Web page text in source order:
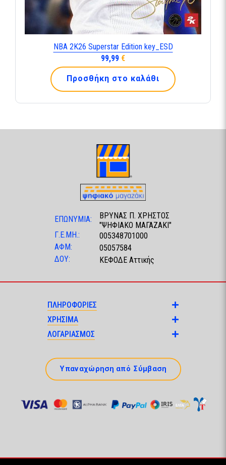
NBA 2K26 Superstar Edition key_ESD
99,99 €
Προσθήκη στο καλάθι
ΕΠΩΝΥΜΙΑ:
ΒΡΥΝΑΣ Π. ΧΡΗΣΤΟΣ
"ΨΗΦΙΑΚΟ ΜΑΓΑΖΑΚΙ"
Γ.Ε.ΜΗ.:
005348701000
ΑΦΜ:
05057584
ΔΟΥ:
ΚΕΦΟΔΕ Αττικής
ΠΛΗΡΟΦΟΡΙΕΣ
ΧΡΗΣΙΜΑ
ΛΟΓΑΡΙΑΣΜΟΣ
Υπαναχώρηση από Σύμβαση